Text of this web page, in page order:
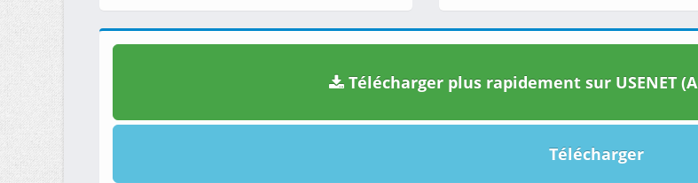
Télécharger plus rapidement sur USENET
Télécharger